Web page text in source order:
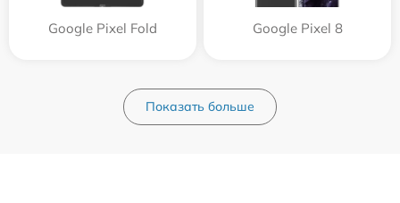
Google Pixel Fold Google Pixel 8
Показать больше